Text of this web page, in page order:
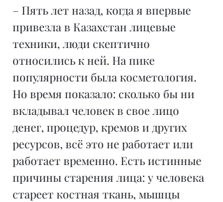
– Пять лет назад, когда я впервые
привезла в Казахстан лицевые
техники, люди скептично
относились к ней. На пике
популярности была косметология.
Но время показало: сколько бы ни
вкладывал человек в свое лицо
денег, процедур, кремов и других
ресурсов, всё это не работает или
работает временно. Есть истинные
причины старения лица: у человека
стареет костная ткань, мышцы